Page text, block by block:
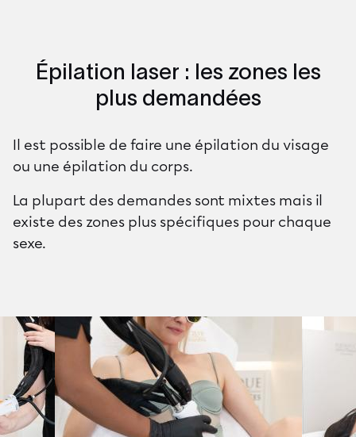
Épilation laser : les zones les
plus demandées
Il est possible de faire une épilation du visage
ou une épilation du corps.
La plupart des demandes sont mixtes mais il
existe des zones plus spécifiques pour chaque
sexe.